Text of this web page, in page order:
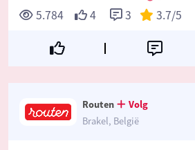
5.784 4 3 3.7/5
Routen
Volg
Brakel, België